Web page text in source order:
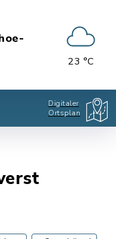
23 °C
Digitaler
Ortsplan